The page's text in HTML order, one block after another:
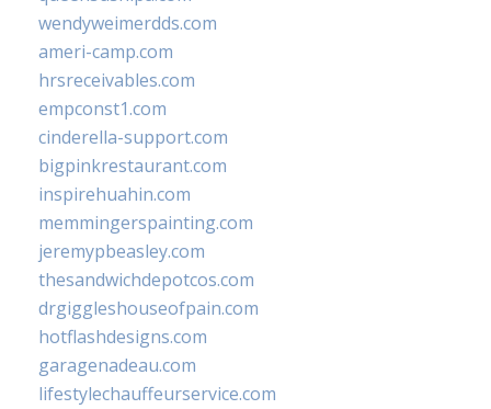
wendyweimerdds.com
ameri-camp.com
hrsreceivables.com
empconst1.com
cinderella-support.com
bigpinkrestaurant.com
inspirehuahin.com
memmingerspainting.com
jeremypbeasley.com
thesandwichdepotcos.com
drgiggleshouseofpain.com
hotflashdesigns.com
garagenadeau.com
lifestylechauffeurservice.com